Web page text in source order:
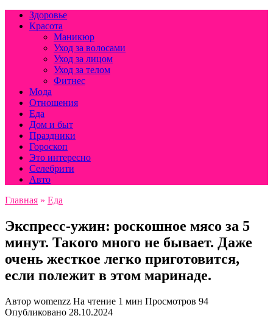
Здоровье
Красота
Маникюр
Уход за волосами
Уход за лицом
Уход за телом
Фитнес
Мода
Отношения
Еда
Дом и быт
Праздники
Гороскоп
Это интересно
Селебрити
Авто
Главная » Еда
Экспресс-ужин: роскошное мясо за 5
минут. Такого много не бывает. Даже
очень жесткое легко приготовится,
если полежит в этом маринаде.
Автор womenzz На чтение 1 мин Просмотров 94
Опубликовано 28.10.2024